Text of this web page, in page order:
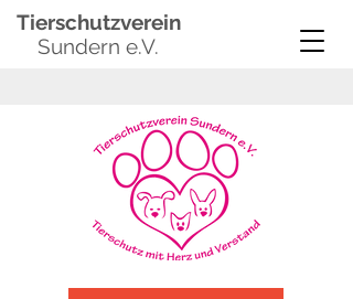
Tierschutzverein
Sundern e.V.